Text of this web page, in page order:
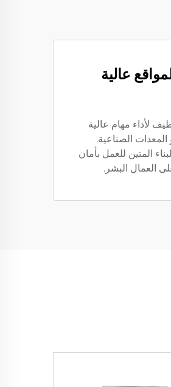
عالية
لأداء مهام عالية
الصناعية.
المتين للعمل بأمان
العمال البشر.